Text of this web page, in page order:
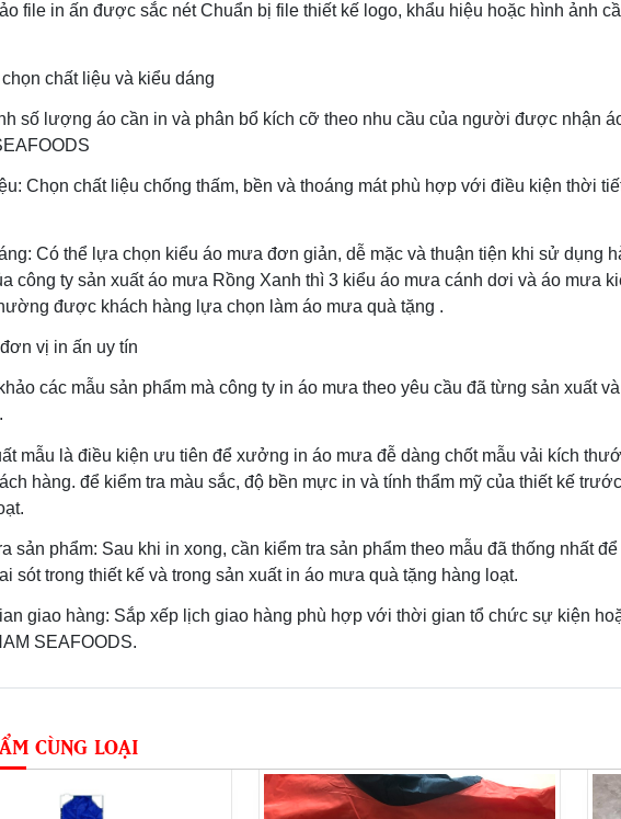
file in ấn được sắc nét Chuẩn bị file thiết kế logo, khẩu hiệu hoặc hình ảnh
chất liệu và kiểu dáng
số lượng áo cần in và phân bổ kích cỡ theo nhu cầu của người được nhận
Chọn chất liệu chống thấm, bền và thoáng mát phù hợp với điều kiện thời
Có thể lựa chọn kiểu áo mưa đơn giản, dễ mặc và thuận tiện khi sử dụng
công ty sản xuất áo mưa Rồng Xanh thì 3 kiểu áo mưa cánh dơi và áo mưa
được khách hàng lựa chọn làm áo mưa quà tặng .
vị in ấn uy tín
các mẫu sản phẩm mà công ty in áo mưa theo yêu cầu đã từng sản xuất
mẫu là điều kiện ưu tiên để xưởng in áo mưa đễ dàng chốt mẫu vải kích
hàng. để kiểm tra màu sắc, độ bền mực in và tính thẩm mỹ của thiết kế
sản phẩm: Sau khi in xong, cần kiểm tra sản phẩm theo mẫu đã thống nhất
sót trong thiết kế và trong sản xuất in áo mưa quà tặng hàng loạt.
giao hàng: Sắp xếp lịch giao hàng phù hợp với thời gian tổ chức sự kiện
SEAFOODS.
CÙNG LOẠI